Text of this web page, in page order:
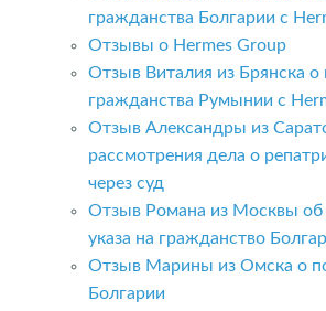
гражданства Болгарии с
Отзывы о Hermes Group
Отзыв Виталия из Брянска о
гражданства Румынии с
Отзыв Александры из
рассмотрения дела о
через суд
Отзыв Романа из Москвы
указа на гражданство
Отзыв Марины из Омска о
Болгарии